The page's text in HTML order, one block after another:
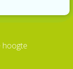
hoogte